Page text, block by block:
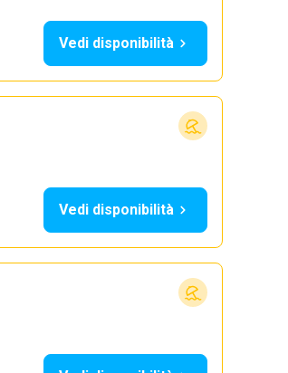
Vedi disponibilità
Vedi disponibilità